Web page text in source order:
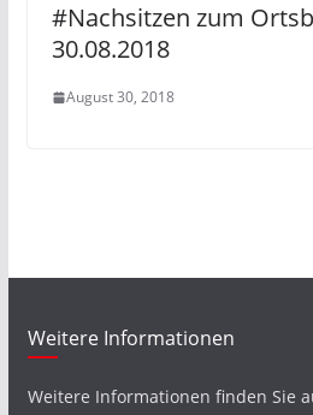
#Nachsitzen zum
30.08.2018
August 30, 2018
Weitere Informationen
Weitere Informationen finden Sie